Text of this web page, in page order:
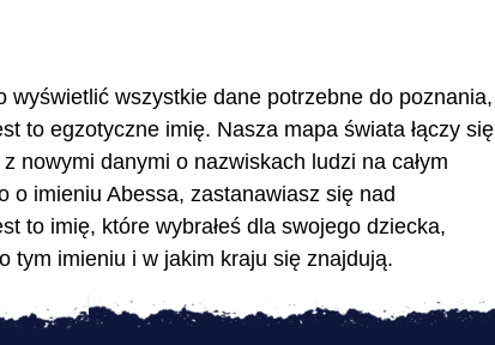
wyświetlić wszystkie dane potrzebne do poznania,
to egzotyczne imię. Nasza mapa świata łączy się
nowymi danymi o nazwiskach ludzi na całym
o imieniu Abessa, zastanawiasz się nad
to imię, które wybrałeś dla swojego dziecka,
tym imieniu i w jakim kraju się znajdują.